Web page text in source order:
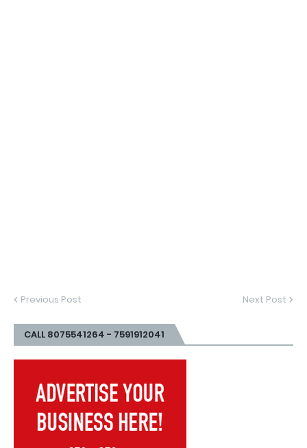
Previous Post Next Post
CALL 8075541264 - 7591912041